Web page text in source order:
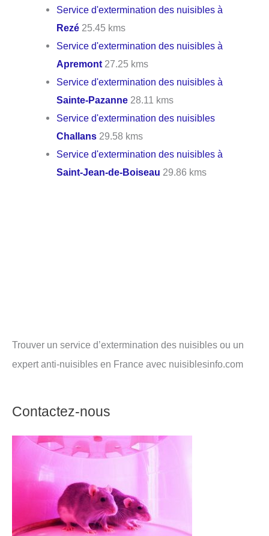
Service d'extermination des nuisibles à
Rezé 25.45 kms
Service d'extermination des nuisibles à
Apremont 27.25 kms
Service d'extermination des nuisibles à
Sainte-Pazanne 28.11 kms
Service d'extermination des nuisibles
Challans 29.58 kms
Service d'extermination des nuisibles à
Saint-Jean-de-Boiseau 29.86 kms
Trouver un service d’extermination des nuisibles ou un
expert anti-nuisibles en France avec nuisiblesinfo.com
Contactez-nous